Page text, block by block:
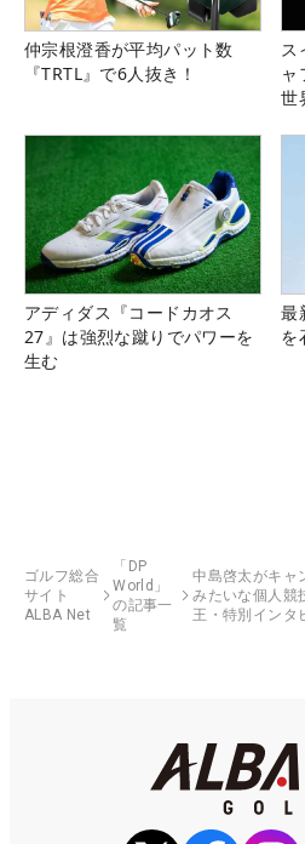
仲宗根澄香が平均パット数
『TRTL』で6人抜き！
ス
ャ
世
アディダス『コードカオス
27』は強烈な蹴りでパワーを
生む
最
を
ゴルフ総合
サイト
ALBA Net
「DP
World」
の記事一
覧
中島啓太がキ
みたいな個人競
王・特別インタ